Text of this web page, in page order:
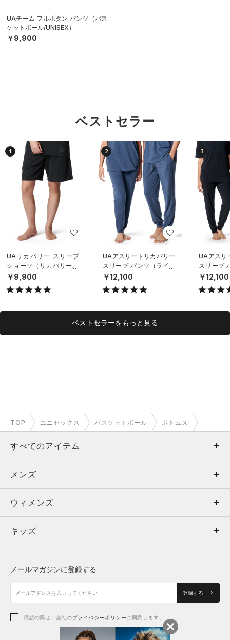
UAチーム フルボタン パンツ（バス
ケットボール/UNISEX）
￥9,900
ベストセラー
1
UAリカバリー スリープ
ショーツ（リカバリー/U
NISEX）
￥9,900
2
UAアスリートリカバリー
スリープ パンツ（ライフ
スタイル/UNISEX）
￥12,100
3
UAアスリ
スリープ
スタイル/
￥12,100
ベストセラーをもっと見る
TOP ユニセックス バスケットボール ボトムス
すべてのアイテム
メンズ
ウィメンズ
キッズ
アクセサリー
メンズ
トップス
ボトムス
アクセサリー
ウィメンズ
トップス
シューズ
アクセサリー
キッズ
シューズ
メールマガジンに登録する
登録する
購読の際は、当社のプライバシーポリシーに同意します。